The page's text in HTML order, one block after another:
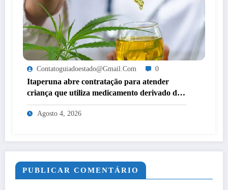
Contatoguiadoestado@gmail.com 0
Itaperuna abre contratação para atender
criança que utiliza medicamento derivado de
cannabis por decisão judicial
Agosto 4, 2026
PUBLICAR COMENTÁRIO